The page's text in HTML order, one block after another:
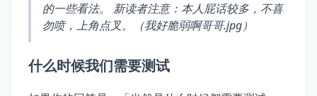
的一些看法。 新读者注意：本人屁话较多，不喜
勿喷，上角点叉。（我好脆弱啊哥哥.jpg）
什么时候我们需要测试